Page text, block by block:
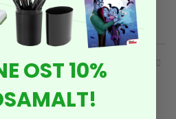
suurus 80
OST 10%